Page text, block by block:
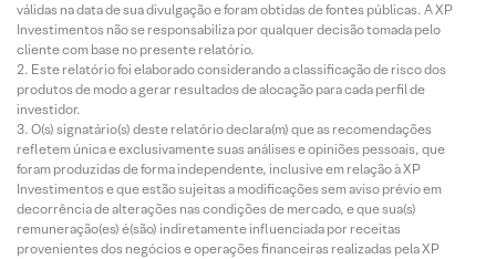
válidas na data de sua divulgação e foram obtidas de fontes públicas. A XP
Investimentos não se responsabiliza por qualquer decisão tomada pelo
cliente com base no presente relatório.
Este relatório foi elaborado considerando a classificação de risco dos
produtos de modo a gerar resultados de alocação para cada perfil de
investidor.
O(s) signatário(s) deste relatório declara(m) que as recomendações
refletem única e exclusivamente suas análises e opiniões pessoais, que
foram produzidas de forma independente, inclusive em relação à XP
Investimentos e que estão sujeitas a modificações sem aviso prévio em
decorrência de alterações nas condições de mercado, e que sua(s)
remuneração(es) é(são) indiretamente influenciada por receitas
provenientes dos negócios e operações financeiras realizadas pela XP